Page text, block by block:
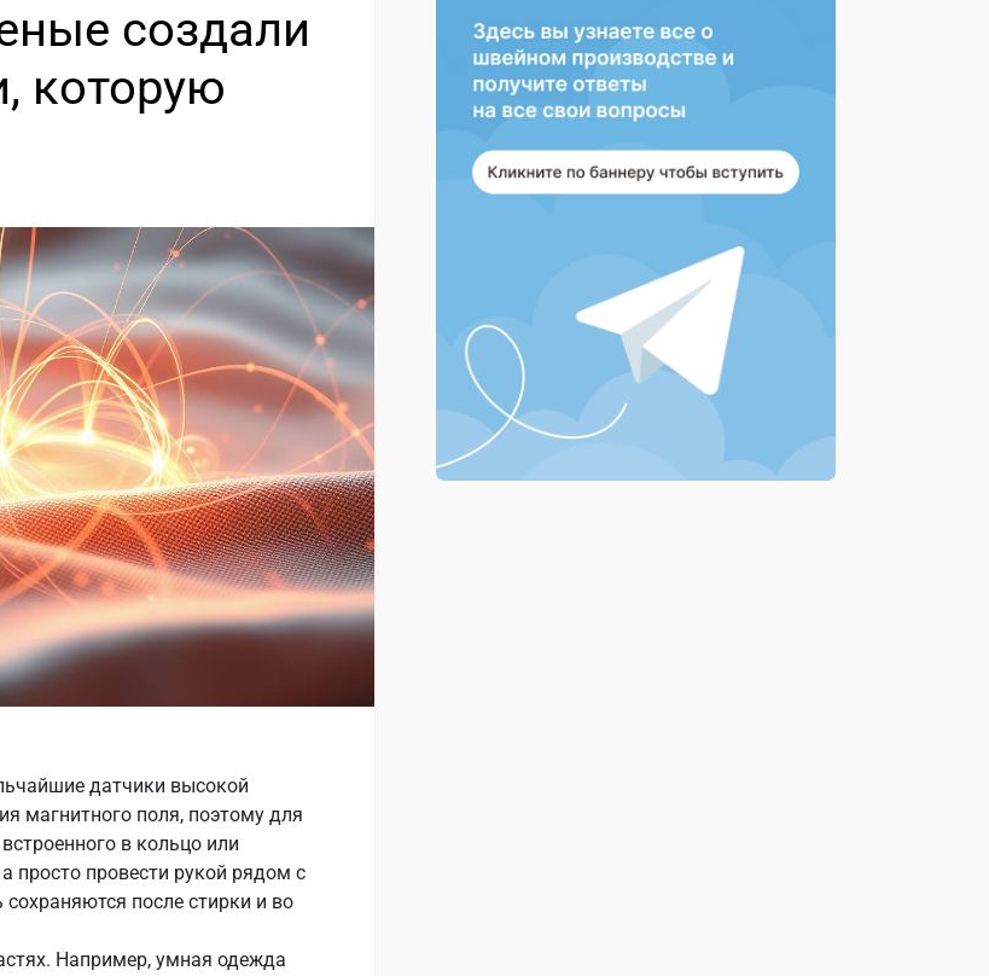
создали
которую
датчики высокой
магнитного поля, поэтому для
в кольцо или
просто провести рукой рядом с
после стирки и во
Например, умная одежда